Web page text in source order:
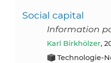
Social capital
Information
Karl Birkhölzer,
Technologie-